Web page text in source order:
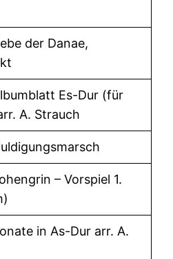
der Danae,
Es-Dur (für
A. Strauch
– Vorspiel 1.
in As-Dur arr. A.